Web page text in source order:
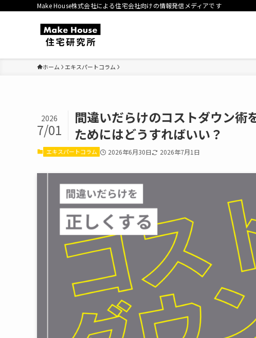
Make House株式会社による住宅会社向けの情報発信メディアです
ホーム エキスパートコラム
間違いだらけのコストダウン術
ためにはどうすればいい？
2026
7/01
エキスパートコラム 2026年6月30日 2026年7月1日